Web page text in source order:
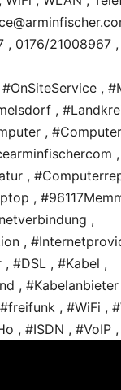
, 0176/21008967 ,
,
,
,
,
,
,
,
,
#DSL , #Kabel ,
,
, #WiFi ,
, #ISDN , #VoIP ,